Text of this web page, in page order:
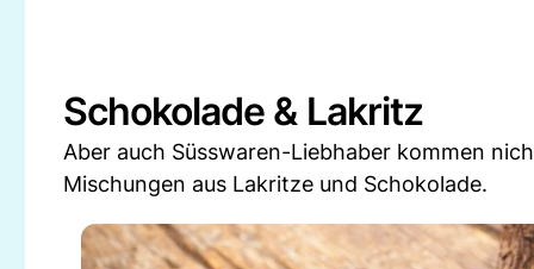
Schokolade & Lakritz
Aber auch Süsswaren-Liebhaber kommen
Mischungen aus Lakritze und Schokolade.